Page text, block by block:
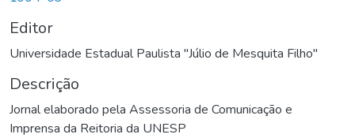
Editor
Universidade Estadual Paulista "Júlio de Mesquita Filho"
Descrição
Jornal elaborado pela Assessoria de Comunicação e
Imprensa da Reitoria da UNESP